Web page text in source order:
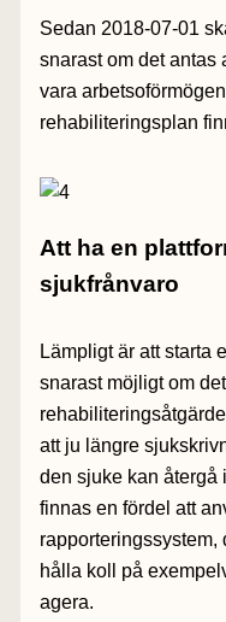
Sedan 2018-07-01
snarast om det antas
vara
rehabiliteringsplan
Att ha en
sjukfrånvaro
Lämpligt är att starta
snarast möjligt om
att ju längre
den sjuke kan återgå
finnas en fördel att
rapporteringssystem,
hålla koll på
agera.